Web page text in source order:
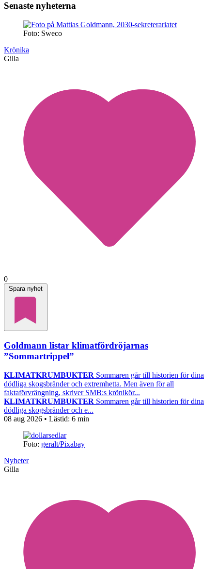
Senaste nyheterna
Foto: Sweco
Krönika
Gilla
0
Spara nyhet
Goldmann listar klimatfördröjarnas
”Sommartrippel”
KLIMATKRUMBUKTER Sommaren går till historien för dina
dödliga skogsbränder och extremhetta. Men även för all
faktaförvrängning, skriver SMB:s krönikör...
KLIMATKRUMBUKTER Sommaren går till historien för dina
dödliga skogsbränder och e...
08 aug 2026 • Lästid: 6 min
Foto: geralt/Pixabay
Nyheter
Gilla